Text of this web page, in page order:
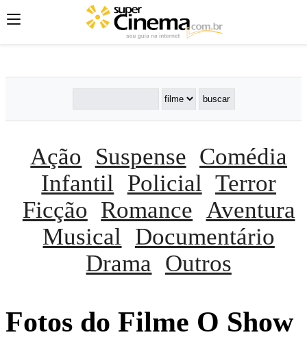
';';
Ação Suspense Comédia
Infantil
Policial Terror
Ficção Romance Aventura
Musical
Documentário
Drama
Outros
Fotos do Filme O Show